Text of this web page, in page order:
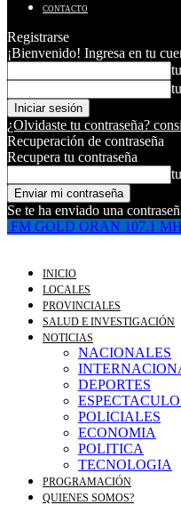
CONTACTO
Registrarse
¡Bienvenido! Ingresa en tu
¿Olvidaste tu contraseña?
Recuperación de contraseña
Recupera tu contraseña
Se te ha enviado una
FM GOLD ORAN 107.1
INICIO
LOCALES
PROVINCIALES
SALUD E INVESTIGACIÓN
NOTICIAS
NACIONALES
DEPORTES
POLICIALES
ECONOMIA
POLITICA
TECNOLOGIA
PROGRAMACIÓN
QUIENES SOMOS?